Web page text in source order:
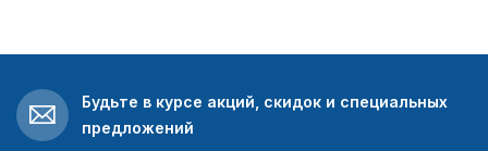
Будьте в курсе акций, скидок и специальных
предложений